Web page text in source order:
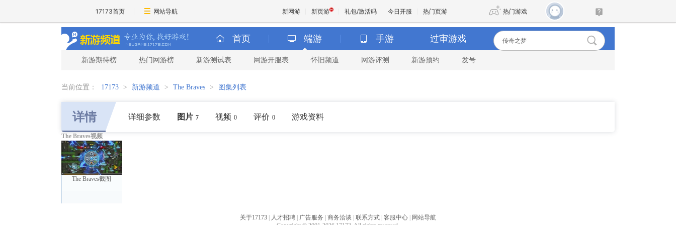
17173首页 网站导航 新网游 新页游 礼包/激活码 今日开服 热门页游 热门游戏
魔兽 DNF
首页 端游 手游 过审游戏
新游期待榜 热门网游榜 新游测试表 网游开服表 怀旧频道 网游评测 新游预约 发号
当前位置： 17173 > 新游频道 > The Braves > 图集列表
详情 详细参数 图片 7 视频 0 评价 0 游戏资料
The Braves视频
The Braves截图
关于17173 人才招聘 广告服务 商务洽谈 联系方式 客服中心
网站导航